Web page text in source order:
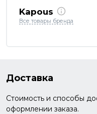
Kapous
Все товары бренда
Доставка
Стоимость и способы
оформлении заказа.